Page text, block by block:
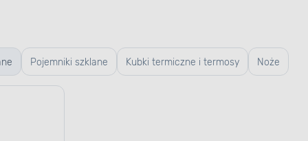
Pojemniki szklane Kubki termiczne i termosy Noże